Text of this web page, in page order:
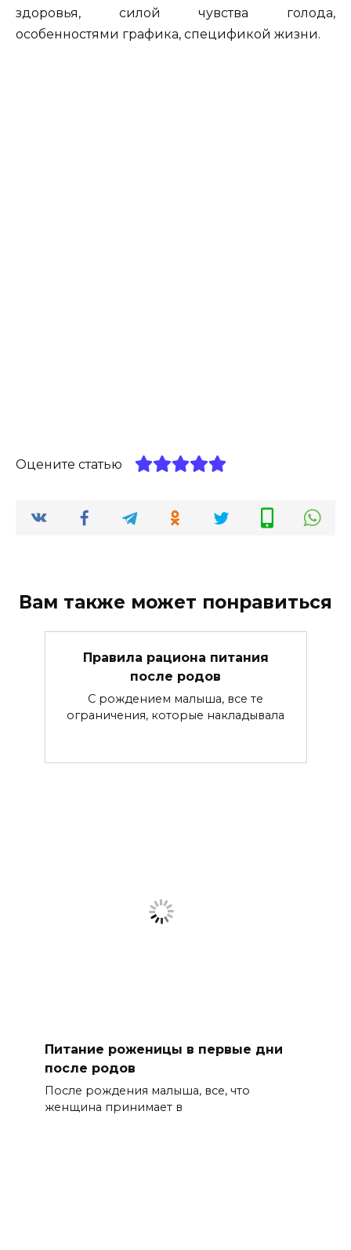
здоровья, силой чувства голода,
особенностями графика, спецификой жизни.
Оцените статью
Вам также может понравиться
Правила рациона питания
после родов
С рождением малыша, все те
ограничения, которые накладывала
Питание роженицы в первые дни
после родов
После рождения малыша, все, что
женщина принимает в